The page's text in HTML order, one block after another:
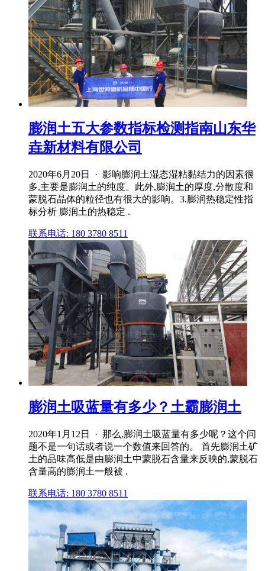
膨润土五大参数指标检测指南山东华
垚新材料有限公司
2020年6月20日 · 影响膨润土湿态湿粘黏结力的因素很
多,主要是膨润土的纯度。此外,膨润土的厚度,分散度和
蒙脱石晶体的粒径也有很大的影响。3.膨润热稳定性指
标分析 膨润土的热稳定 .
联系电话: 180 3780 8511
膨润土吸蓝量有多少？土霸膨润土
2020年1月12日 · 那么,膨润土吸蓝量有多少呢？这个问
题不是一句话或者说一个数值来回答的。 首先膨润土矿
土的品味高低是由膨润土中蒙脱石含量来反映的,蒙脱石
含量高的膨润土一般被 .
联系电话: 180 3780 8511